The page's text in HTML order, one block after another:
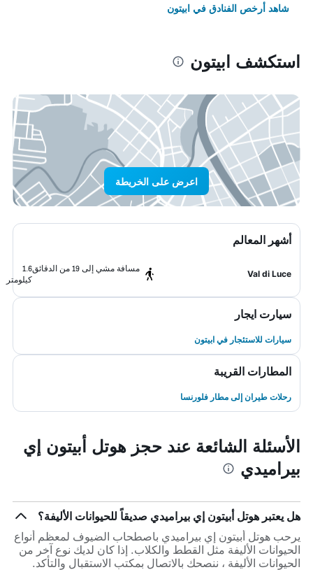
شاهد أرخص الفنادق في ابيتون
استكشف ابيتون
اعرض على الخريطة
أشهر المعالم
Val di Luce
مسافة مشي إلى 19 من الدقائق
1.6
كيلومتر
سيارت ايجار
سيارات للاستئجار في ابيتون
المطارات القريبة
رحلات طيران إلى مطار فلورنسا
الأسئلة الشائعة عند حجز هوتل أبيتون إي
بيراميدي
هل يعتبر هوتل أبيتون إي بيراميدي صديقاً للحيوانات الأليفة؟
يرحب هوتل أبيتون إي بيراميدي باصطحاب الضيوف لمعظم أنواع
الحيوانات الأليفة مثل القطط والكلاب. إذا كان لديك نوع آخر من
الحيوانات الأليفة ، ننصحك بالاتصال بمكتب الاستقبال والتأكد.